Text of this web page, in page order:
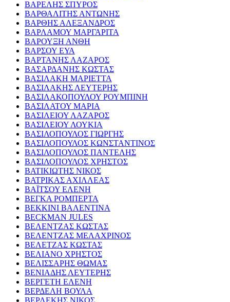
ΒΑΡΕΛΗΣ ΣΠΥΡΟΣ
ΒΑΡΘΑΛΙΤΗΣ ΑΝΤΩΝΗΣ
ΒΑΡΘΗΣ ΑΛΕΞΑΝΔΡΟΣ
ΒΑΡΛΑΜΟΥ ΜΑΡΓΑΡΙΤΑ
ΒΑΡΟΥΞΗ ΑΝΘΗ
ΒΑΡΣΟΥ ΕΥΑ
ΒΑΡΤΑΝΗΣ ΛΑΖΑΡΟΣ
ΒΑΣΑΡΔΑΝΗΣ ΚΩΣΤΑΣ
ΒΑΣΙΛΑΚΗ ΜΑΡΙΕΤΤΑ
ΒΑΣΙΛΑΚΗΣ ΛΕΥΤΕΡΗΣ
ΒΑΣΙΛΑΚΟΠΟΥΛΟΥ ΡΟΥΜΠΙΝΗ
ΒΑΣΙΛΑΤΟΥ ΜΑΡΙΑ
ΒΑΣΙΛΕΙΟΥ ΛΑΖΑΡΟΣ
ΒΑΣΙΛΕΙΟΥ ΛΟΥΚΙΑ
ΒΑΣΙΛΟΠΟΥΛΟΣ ΓΙΩΡΓΗΣ
ΒΑΣΙΛΟΠΟΥΛΟΣ ΚΩΝΣΤΑΝΤΙΝΟΣ
ΒΑΣΙΛΟΠΟΥΛΟΣ ΠΑΝΤΕΛΗΣ
ΒΑΣΙΛΟΠΟΥΛΟΣ ΧΡΗΣΤΟΣ
ΒΑΤΙΚΙΩΤΗΣ ΝΙΚΟΣ
ΒΑΤΡΙΚΑΣ ΑΧΙΛΛΕΑΣ
ΒΑΪΤΣΟΥ ΕΛΕΝΗ
ΒΕΓΚΑ ΡΟΜΠΕΡΤΑ
ΒΕΚΚΙΝΙ ΒΑΛΕΝΤΙΝΑ
BECKMAN JULES
ΒΕΛΕΝΤΖΑΣ ΚΩΣΤΑΣ
ΒΕΛΕΝΤΖΑΣ ΜΕΛΑΧΡΙΝΟΣ
ΒΕΛΕΤΖΑΣ ΚΩΣΤΑΣ
ΒΕΛΙΑΝΟ ΧΡΗΣΤΟΣ
ΒΕΛΙΣΣΑΡΗΣ ΘΩΜΑΣ
ΒΕΝΙΑΔΗΣ ΛΕΥΤΕΡΗΣ
ΒΕΡΓΕΤΗ ΕΛΕΝΗ
ΒΕΡΔΕΛΗ ΒΟΥΛΑ